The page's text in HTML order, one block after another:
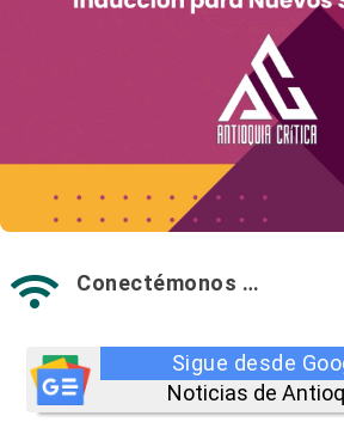
 Conectémonos …
Sigue desde
Noticias de